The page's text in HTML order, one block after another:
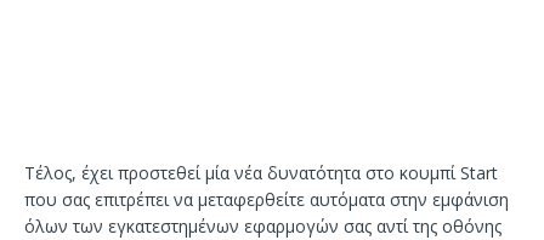
Τέλος, έχει προστεθεί μία νέα δυνατότητα στο κουμπί Start
που σας επιτρέπει να μεταφερθείτε αυτόματα στην εμφάνιση
όλων των εγκατεστημένων εφαρμογών σας αντί της οθόνης